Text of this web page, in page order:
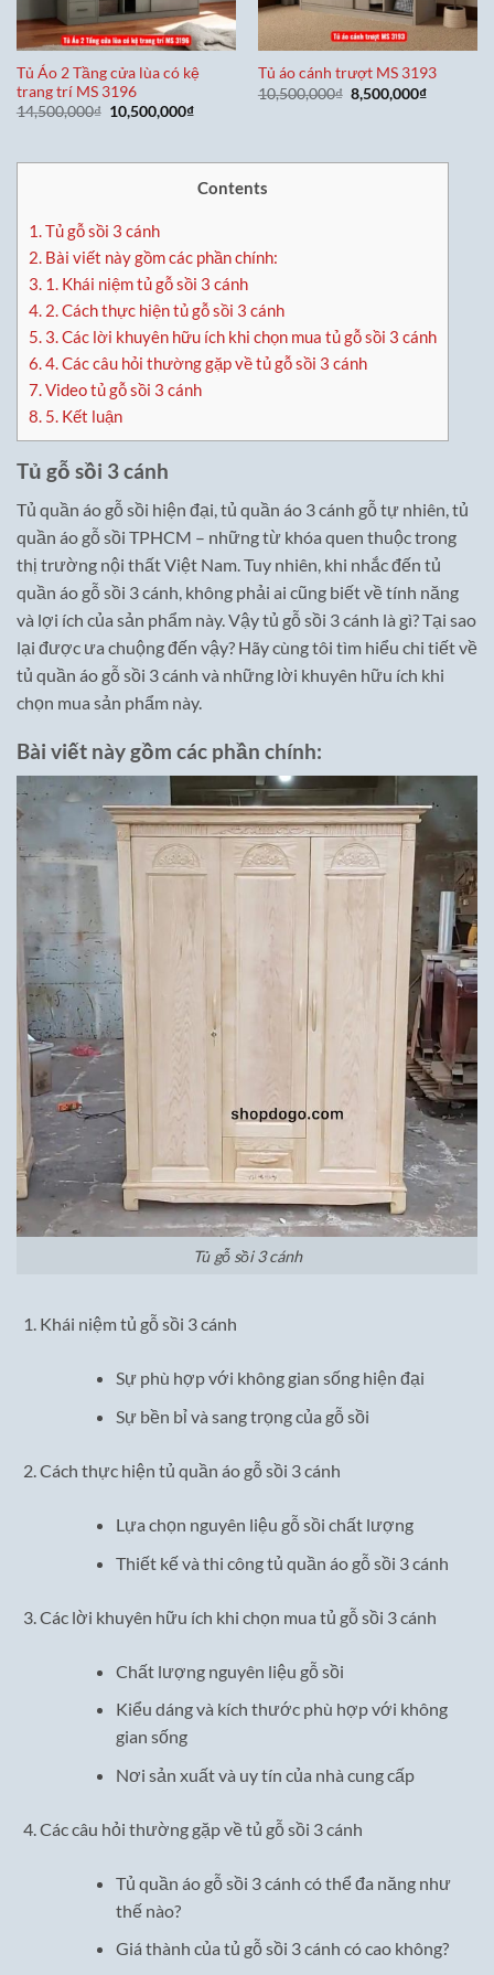
Tủ Áo 2 Tầng cửa lùa có kệ
trang trí MS 3196
14,500,000₫ Giá
gốc
10,500,000₫Giá
10,500,000₫.
Tủ áo cánh trượt MS 3193
10,500,000₫ Giá
gốc
8,500,000₫Giá
Contents
1.Tủ gỗ sồi 3 cánh
2. Bài viết này gồm các phần chính:
3. 1. Khái niệm tủ gỗ sồi 3 cánh
4. 2. Cách thực hiện tủ gỗ sồi 3 cánh
5. 3. Các lời khuyên hữu ích khi chọn mua tủ gỗ sồi 3 cánh
6.4. Các câu hỏi thường gặp về tủ gỗ sồi 3 cánh
7.Video tủ gỗ sồi 3 cánh
8. 5. Kết luận
Tủ gỗ sồi 3 cánh
Tủ quần áo gỗ sồi hiện đại, tủ quần áo 3 cánh gỗ tự nhiên, tủ
quần áo gỗ sồi TPHCM – những từ khóa quen thuộc trong
thị trường nội thất Việt Nam. Tuy nhiên, khi nhắc đến tủ
quần áo gỗ sồi 3 cánh, không phải ai cũng biết về tính năng
và lợi ích của sản phẩm này. Vậy tủ gỗ sồi 3 cánh là gì? Tại sao
lại được ưa chuộng đến vậy? Hãy cùng tôi tìm hiểu chi tiết về
tủ quần áo gỗ sồi 3 cánh và những lời khuyên hữu ích khi
chọn mua sản phẩm này.
Bài viết này gồm các phần chính:
Tủ gỗ sồi 3 cánh
Khái niệm tủ gỗ sồi 3 cánh
Sự phù hợp với không gian sống hiện đại
Sự bền bỉ và sang trọng của gỗ sồi
Cách thực hiện tủ quần áo gỗ sồi 3 cánh
Lựa chọn nguyên liệu gỗ sồi chất lượng
Thiết kế và thi công tủ quần áo gỗ sồi 3 cánh
Các lời khuyên hữu ích khi chọn mua tủ gỗ sồi 3 cánh
Chất lượng nguyên liệu gỗ sồi
Kiểu dáng và kích thước phù hợp với không
gian sống
Nơi sản xuất và uy tín của nhà cung cấp
Các câu hỏi thường gặp về tủ gỗ sồi 3 cánh
Tủ quần áo gỗ sồi 3 cánh có thể đa năng như
thế nào?
Giá thành của tủ gỗ sồi 3 cánh có cao không?